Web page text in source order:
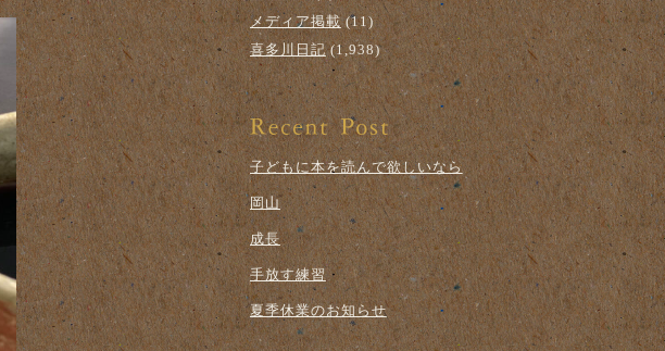
メディア掲載(11)
喜多川日記(1,938)
子どもに本を読んで欲しいなら
岡山
成長
手放す練習
夏季休業のお知らせ